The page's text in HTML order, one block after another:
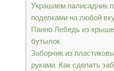
Украшаем палисадник
поделками на любой
Панно Лебедь из
бутылок
Заборчик из
руками. Как сделать